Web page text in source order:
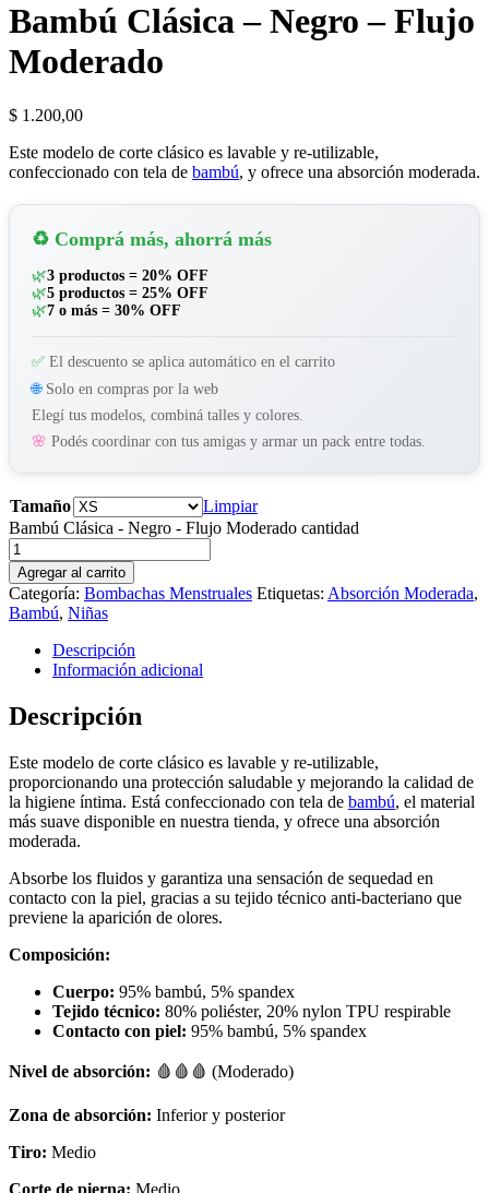
Bambú Clásica – Negro – Flujo
Moderado
$ 1.200,00
Este modelo de corte clásico es lavable y re-utilizable,
confeccionado con tela de bambú, y ofrece una absorción moderada.
♻️ Comprá más, ahorrá más
🌿3 productos = 20% OFF
🌿5 productos = 25% OFF
🌿7 o más = 30% OFF
✅ El descuento se aplica automático en el carrito
🌐Solo en compras por la web
Elegí tus modelos, combiná talles y colores.
🌸 Podés coordinar con tus amigas y armar un pack entre todas.
Tamaño
Limpiar
Bambú Clásica - Negro - Flujo Moderado cantidad
Agregar al carrito
Categoría: Bombachas Menstruales Etiquetas: Absorción Moderada,
Bambú, Niñas
Descripción
Información adicional
Descripción
Este modelo de corte clásico es lavable y re-utilizable,
proporcionando una protección saludable y mejorando la calidad de
la higiene íntima. Está confeccionado con tela de bambú, el material
más suave disponible en nuestra tienda, y ofrece una absorción
moderada.
Absorbe los fluidos y garantiza una sensación de sequedad en
contacto con la piel, gracias a su tejido técnico anti-bacteriano que
previene la aparición de olores.
Composición:
Cuerpo: 95% bambú, 5% spandex
Tejido técnico: 80% poliéster, 20% nylon TPU respirable
Contacto con piel: 95% bambú, 5% spandex
Nivel de absorción: 🩸🩸🩸 (Moderado)
Zona de absorción: Inferior y posterior
Tiro: Medio
Corte de pierna: Medio